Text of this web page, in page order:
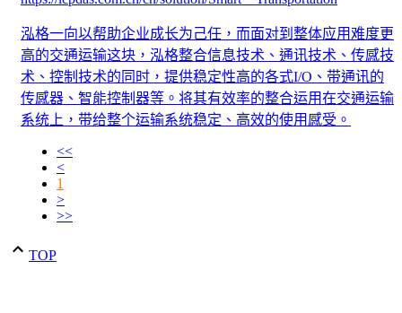
泓格一向以帮助企业成长为己任，而面对到整体应用难度更
高的交通运输这块，泓格整合信息技术、通讯技术、传感技
术、控制技术的同时，提供稳定性高的各式I/O、带通讯的
传感器、智能控制器等。将其有效率的整合运用在交通运输
系统上，带给整个运输系统稳定、高效的使用感受。
<<
<
1
>
>>
TOP